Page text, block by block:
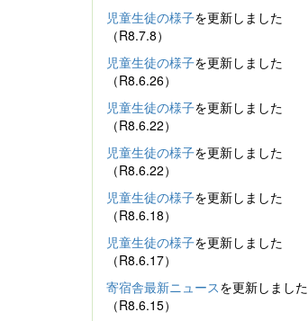
児童生徒の様子を更新しました
（R8.7.8）
児童生徒の様子を更新しました
（R8.6.26）
児童生徒の様子を更新しました
（R8.6.22）
児童生徒の様子を更新しました
（R8.6.22）
児童生徒の様子を更新しました
（R8.6.18）
児童生徒の様子を更新しました
（R8.6.17）
寄宿舎最新ニュースを更新しました
（R8.6.15）